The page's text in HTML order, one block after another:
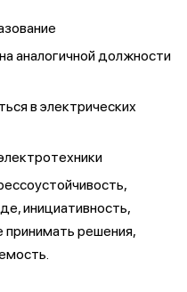
аналогичной должности
в электрических
инициативность,
принимать решения,